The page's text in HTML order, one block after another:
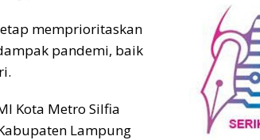
memprioritaskan
pandemi, baik
Kota Metro Silfia
Lampung